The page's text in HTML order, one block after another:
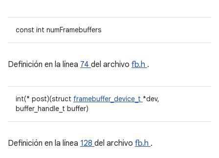
const int numFramebuffers
Definición en la línea 74 del archivo fb.h .
int(* post)(struct framebuffer_device_t *dev,
buffer_handle_t buffer)
Definición en la línea 128 del archivo fb.h .